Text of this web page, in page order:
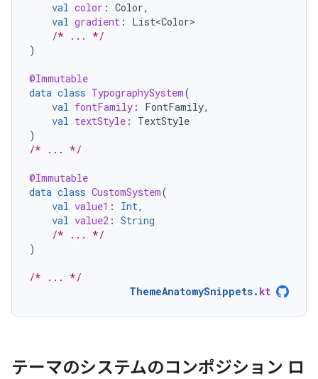
val color : Color,
val gradient :
List<Color>
/* ... */
)
@Immutable
data class TypographySystem(
val fontFamily : FontFamily,
val textStyle :
TextStyle
)
/* ... */
@Immutable
data class CustomSystem(
val value1 : Int,
val value2 : String
/* ... */
)
/* ... */
ThemeAnatomySnippets. kt
テーマのシステムのコンポジション ロ